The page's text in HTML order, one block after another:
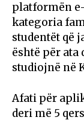
platformën
kategoria
studentët që
është për ata
studiojnë në
Afati për
deri më 5